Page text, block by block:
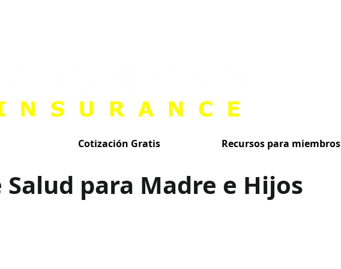
Cotización Gratis Recursos para miembros
Salud para Madre e Hijos